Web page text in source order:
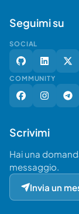
Seguimi su
SOCIAL
COMMUNITY
Scrivimi
Hai una
messaggio.
Invia un